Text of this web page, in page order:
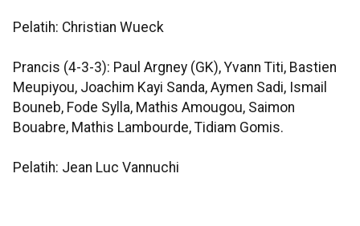
Pelatih: Christian Wueck
Prancis (4-3-3): Paul Argney (GK), Yvann Titi, Bastien
Meupiyou, Joachim Kayi Sanda, Aymen Sadi, Ismail
Bouneb, Fode Sylla, Mathis Amougou, Saimon
Bouabre, Mathis Lambourde, Tidiam Gomis.
Pelatih: Jean Luc Vannuchi